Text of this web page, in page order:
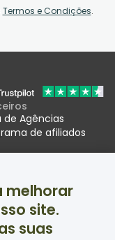
Termos e Condições.
de Agências
de afiliados
sociais
melhorar
site.
suas